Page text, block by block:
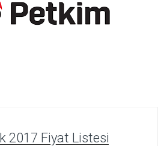
2017 Fiyat Listesi